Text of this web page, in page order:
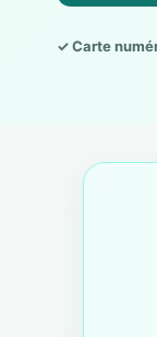
✓ Carte